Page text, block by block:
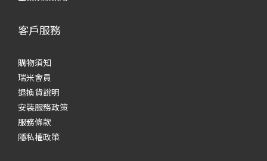
客戶服務
購物須知
瑞米會員
退換貨說明
安裝服務政策
服務條款
隱私權政策